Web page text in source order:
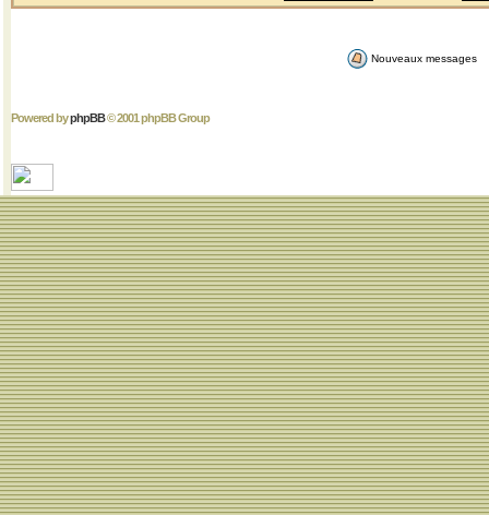
Nouveaux messages
Powered byphpBB© 2001 phpBB Group